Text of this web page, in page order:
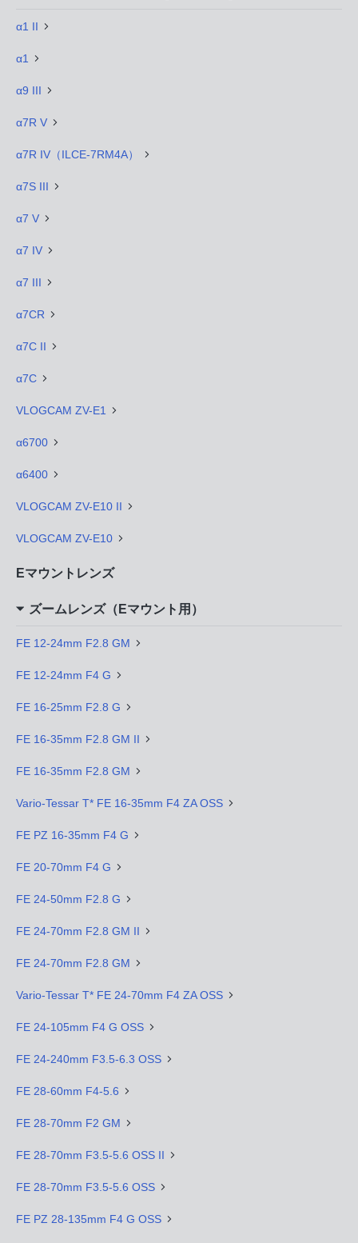
α1 II
α1
α9 III
α7R V
α7R IV（ILCE-7RM4A）
α7S III
α7 V
α7 IV
α7 III
α7CR
α7C II
α7C
VLOGCAM ZV-E1
α6700
α6400
VLOGCAM ZV-E10 II
VLOGCAM ZV-E10
Eマウントレンズ
ズームレンズ（Eマウント用）
FE 12-24mm F2.8 GM
FE 12-24mm F4 G
FE 16-25mm F2.8 G
FE 16-35mm F2.8 GM II
FE 16-35mm F2.8 GM
Vario-Tessar T* FE 16-35mm F4 ZA OSS
FE PZ 16-35mm F4 G
FE 20-70mm F4 G
FE 24-50mm F2.8 G
FE 24-70mm F2.8 GM II
FE 24-70mm F2.8 GM
Vario-Tessar T* FE 24-70mm F4 ZA OSS
FE 24-105mm F4 G OSS
FE 24-240mm F3.5-6.3 OSS
FE 28-60mm F4-5.6
FE 28-70mm F2 GM
FE 28-70mm F3.5-5.6 OSS II
FE 28-70mm F3.5-5.6 OSS
FE PZ 28-135mm F4 G OSS